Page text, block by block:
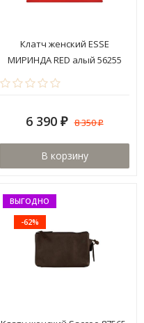
Клатч женский ESSE
МИРИНДА RED алый 56255
6 390 ₽ 8 350₽
В корзину
ВЫГОДНО
-62%